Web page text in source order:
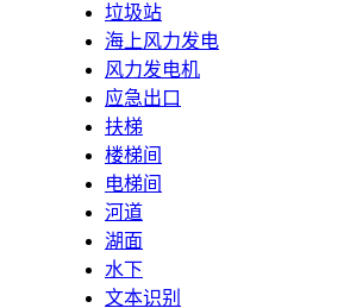
垃圾站
海上风力发电
风力发电机
应急出口
扶梯
楼梯间
电梯间
河道
湖面
水下
文本识别